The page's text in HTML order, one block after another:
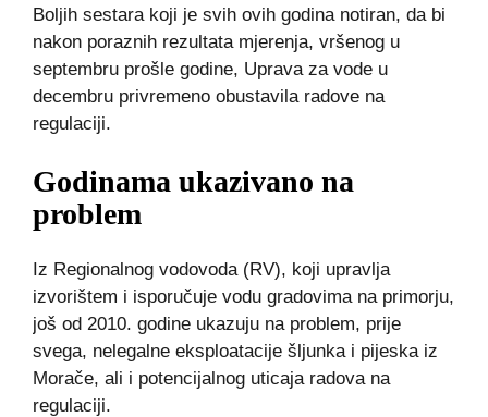
Boljih sestara koji je svih ovih godina notiran, da bi
nakon poraznih rezultata mjerenja, vršenog u
septembru prošle godine, Uprava za vode u
decembru privremeno obustavila radove na
regulaciji.
Godinama ukazivano na
problem
Iz Regionalnog vodovoda (RV), koji upravlja
izvorištem i isporučuje vodu gradovima na primorju,
još od 2010. godine ukazuju na problem, prije
svega, nelegalne eksploatacije šljunka i pijeska iz
Morače, ali i potencijalnog uticaja radova na
regulaciji.